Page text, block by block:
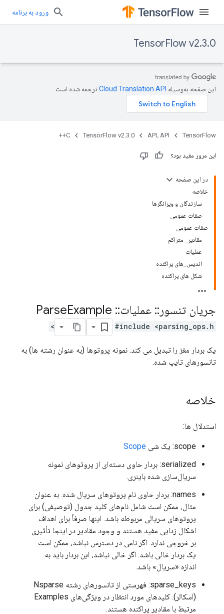
ورود به برنامه
TensorFlow v2.3.0
این صفحه به‌وسیله ترجمه شده است.
TensorFlow API، API TensorFlow v2.3.0
C++
این مرور مفید بود؟
در این صفحه
خلاصه
سازندگان و ویرانگرها
صفات عمومی
صفات عمومی
مقادیر_ متراکم
عملیات
اندیس_های پراکنده
شکل های پراکنده
جریان تنسور :: عملیات::
Example
#include <parsing_ops.h>
یک بردار مغز را تبدیل می کند. نمونه پروتوها (به عنوان رشته ها) به
تانسورهای تایپ شده.
خلاصه
استدلال ها:
scope: یک شی
Scope
serialized: بردار حاوی دسته‌ای از پروتوهای نمونه
سریال‌سازی شده باینری.
names: بردار حاوی نام پروتوهای سریال شده. به عنوان
مثال، ممکن است شامل نام‌های کلید جدول (توصیفی) برای
پروتوهای سریالی مربوطه باشد. اینها صرفاً برای اهداف
اشکال زدایی مفید هستند و وجود مقادیر در اینجا تأثیری
بر خروجی ندارد. اگر نامی در دسترس نباشد، ممکن است
یک بردار خالی باشد. اگر خالی نباشد، این بردار باید به
اندازه «سریال» باشد.
sparse_keys: فهرستی از تانسورهای رشته Nsparse
(اسکالر). کلیدهای مورد انتظار در ویژگی‌های Examples
مرتبط با مقادیر پراکنده هستند.